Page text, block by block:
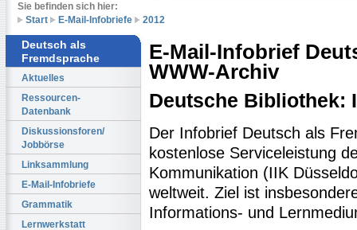
Sie befinden sich hier:
Start
E-Mail-Infobriefe 2012
Deutsch als
Fremdsprache
Aktuelles
Ressourcen-
Datenbank
Diskussionsforen/
Jobbörse
Linksammlung
E-Mail-Infobriefe
Grammatik
Lernwerkstatt
E-Mail-Infobrief
WWW-Archiv
Deutsche Bibliothek:
Der Infobrief Deutsch als
kostenlose Serviceleistung
Kommunikation (IIK
weltweit. Ziel ist
Informations- und